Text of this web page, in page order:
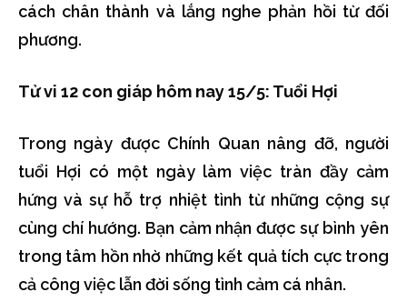
cách chân thành và lắng nghe phản hồi từ đối
phương.
Tử vi 12 con giáp hôm nay 15/5: Tuổi Hợi
Trong ngày được Chính Quan nâng đỡ, người
tuổi Hợi có một ngày làm việc tràn đầy cảm
hứng và sự hỗ trợ nhiệt tình từ những cộng sự
cùng chí hướng. Bạn cảm nhận được sự bình yên
trong tâm hồn nhờ những kết quả tích cực trong
cả công việc lẫn đời sống tình cảm cá nhân.